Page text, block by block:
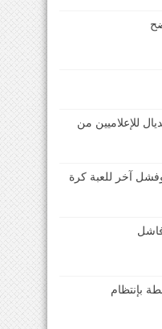
للإعلاميين من
وفشل آخر للعبة كرة
فاشل
بإنتظام